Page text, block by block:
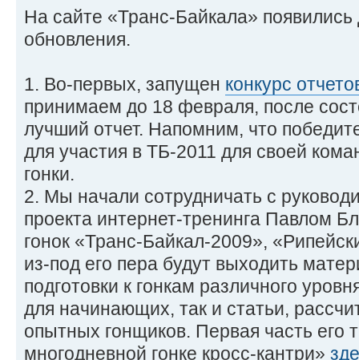
На сайте «Транс-Байкала»
обновления.
1. Во-первых, запущен конкурс
принимаем до 18 февраля, после
лучший отчет. Напомним, что
для участия в ТБ-2011 для своей
гонки.
2. Мы начали сотрудничать с
проекта интернет-тренинга Павлом
гонок «Транс-Байкал-2009»,
из-под его пера будут выходить
подготовки к гонкам различного
для начинающих, так и статьи,
опытных гонщиков. Первая часть его
многодневной гонке кросс-кантри»